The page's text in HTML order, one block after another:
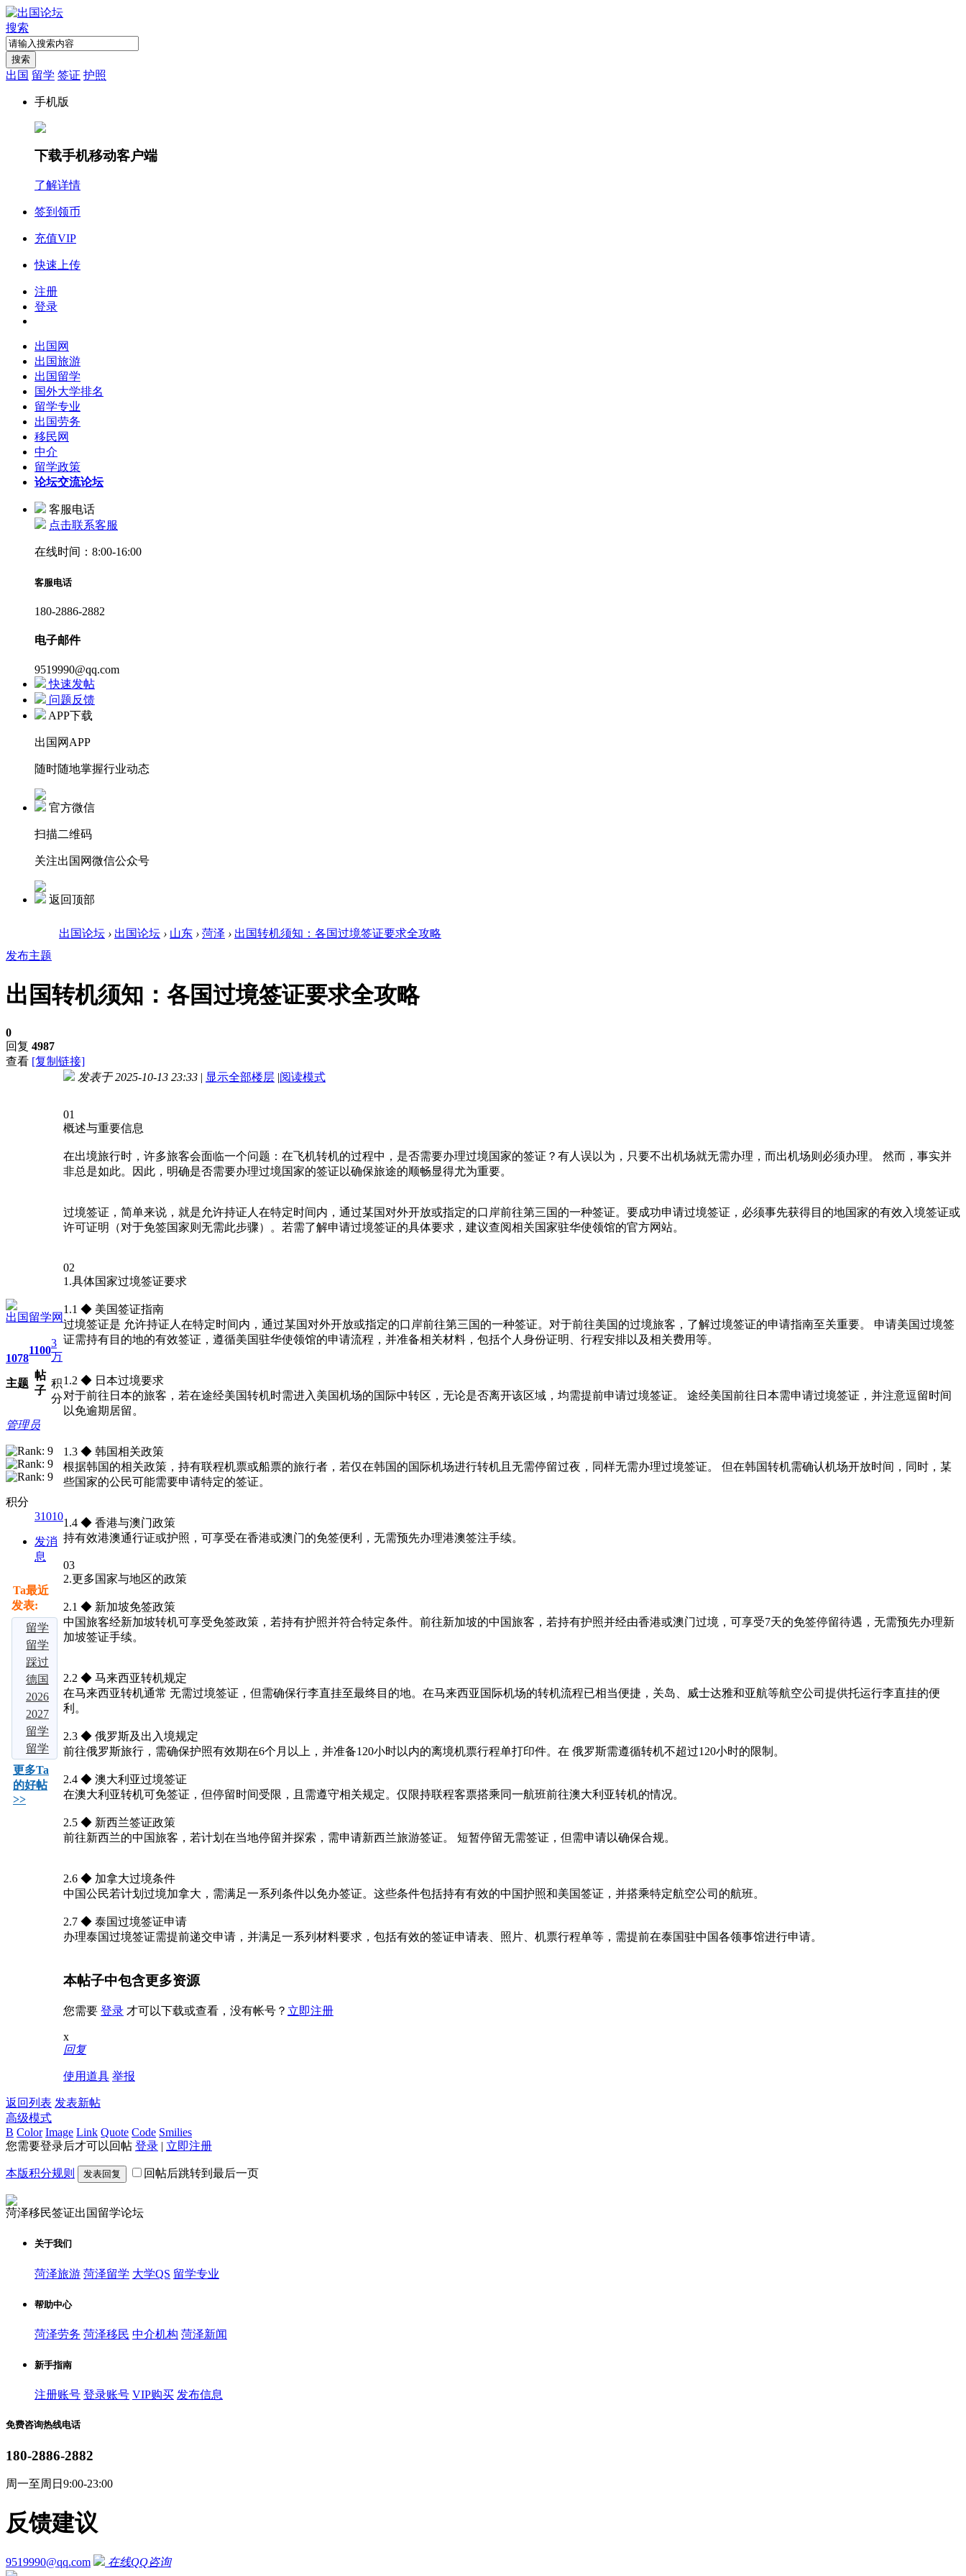
搜索
搜索
出国 留学 签证 护照
手机版
下载手机移动客户端
了解详情
签到领币
充值VIP
快速上传
注册
登录
出国网
出国旅游
出国留学
国外大学排名
留学专业
出国劳务
移民网
中介
留学政策
论坛交流论坛
客服电话
点击联系客服
在线时间：8:00-16:00
客服电话
180-2886-2882
电子邮件
9519990@qq.com
快速发帖
问题反馈
APP下载
出国网APP
随时随地掌握行业动态
官方微信
扫描二维码
关注出国网微信公众号
返回顶部
出国论坛 › 出国论坛 › 山东 › 菏泽 › 出国转机须知：各国过境签证要求全攻略
发布主题
出国转机须知：各国过境签证要求全攻略
0
回复 4987
查看 [复制链接]
出国留学网
1078
主题
1100
帖
子
3
万
积
分
管理员
积分
31010
发消
息
Ta最近
发表:
留学
大局
定
了：
若是
不出
意外
的
话，
2026
年中
留学
择校
别瞎
选！
吃透
这四
大热
门留
学地
区，
踩过
3 家
中介
才敢
说！
2026
五大
留学
机构
德国
留学
爆
火！
免学
费、
好留
下，
2026
多国
留学
中介
实测
对
比：5
2027
届留
学必
看：
申请
海外
留学
申请
全流
程：
2026
留学
申
请：3
个背
更多Ta
的好帖
>>
发表于 2025-10-13 23:33 | 显示全部楼层 |阅读模式
01
概述与重要信息
在出境旅行时，许多旅客会面临一个问题：在飞机转机的过程中，是否需要办理过境国家的签证？有人误以为，只要不出机场就无需办理，而出机场则必须办理。 然而，事实并
非总是如此。因此，明确是否需要办理过境国家的签证以确保旅途的顺畅显得尤为重要。
过境签证，简单来说，就是允许持证人在特定时间内，通过某国对外开放或指定的口岸前往第三国的一种签证。要成功申请过境签证，必须事先获得目的地国家的有效入境签证或
许可证明（对于免签国家则无需此步骤）。若需了解申请过境签证的具体要求，建议查阅相关国家驻华使领馆的官方网站。
02
1.具体国家过境签证要求
1.1 ◆ 美国签证指南
过境签证是 允许持证人在特定时间内，通过某国对外开放或指定的口岸前往第三国的一种签证。对于前往美国的过境旅客，了解过境签证的申请指南至关重要。 申请美国过境签
证需持有目的地的有效签证，遵循美国驻华使领馆的申请流程，并准备相关材料，包括个人身份证明、行程安排以及相关费用等。
1.2 ◆ 日本过境要求
对于前往日本的旅客，若在途经美国转机时需进入美国机场的国际中转区，无论是否离开该区域，均需提前申请过境签证。 途经美国前往日本需申请过境签证，并注意逗留时间
以免逾期居留。
1.3 ◆ 韩国相关政策
根据韩国的相关政策，持有联程机票或船票的旅行者，若仅在韩国的国际机场进行转机且无需停留过夜，同样无需办理过境签证。 但在韩国转机需确认机场开放时间，同时，某
些国家的公民可能需要申请特定的签证。
1.4 ◆ 香港与澳门政策
持有效港澳通行证或护照，可享受在香港或澳门的免签便利，无需预先办理港澳签注手续。
03
2.更多国家与地区的政策
2.1 ◆ 新加坡免签政策
中国旅客经新加坡转机可享受免签政策，若持有护照并符合特定条件。前往新加坡的中国旅客，若持有护照并经由香港或澳门过境，可享受7天的免签停留待遇，无需预先办理新
加坡签证手续。
2.2 ◆ 马来西亚转机规定
在马来西亚转机通常 无需过境签证，但需确保行李直挂至最终目的地。在马来西亚国际机场的转机流程已相当便捷，关岛、威士达雅和亚航等航空公司提供托运行李直挂的便
利。
2.3 ◆ 俄罗斯及出入境规定
前往俄罗斯旅行，需确保护照有效期在6个月以上，并准备120小时以内的离境机票行程单打印件。在 俄罗斯需遵循转机不超过120小时的限制。
2.4 ◆ 澳大利亚过境签证
在澳大利亚转机可免签证，但停留时间受限，且需遵守相关规定。仅限持联程客票搭乘同一航班前往澳大利亚转机的情况。
2.5 ◆ 新西兰签证政策
前往新西兰的中国旅客，若计划在当地停留并探索，需申请新西兰旅游签证。 短暂停留无需签证，但需申请以确保合规。
2.6 ◆ 加拿大过境条件
中国公民若计划过境加拿大，需满足一系列条件以免办签证。这些条件包括持有有效的中国护照和美国签证，并搭乘特定航空公司的航班。
2.7 ◆ 泰国过境签证申请
办理泰国过境签证需提前递交申请，并满足一系列材料要求，包括有效的签证申请表、照片、机票行程单等，需提前在泰国驻中国各领事馆进行申请。
本帖子中包含更多资源
您需要 登录 才可以下载或查看，没有帐号？ 立即注册
x
回复
使用道具 举报
返回列表 发表新帖
高级模式
B Color Image Link Quote Code Smilies
您需要登录后才可以回帖 登录 | 立即注册
本版积分规则 发表回复 回帖后跳转到最后一页
菏泽移民签证出国留学论坛
关于我们
菏泽旅游 菏泽留学 大学QS 留学专业
帮助中心
菏泽劳务 菏泽移民 中介机构 菏泽新闻
新手指南
注册账号 登录账号 VIP购买 发布信息
免费咨询热线电话
180-2886-2882
周一至周日9:00-23:00
反馈建议
9519990@qq.com 在线QQ咨询